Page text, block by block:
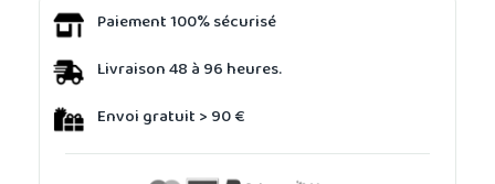
Paiement 100% sécurisé
Livraison 48 à 96 heures.
Envoi gratuit > 90 €